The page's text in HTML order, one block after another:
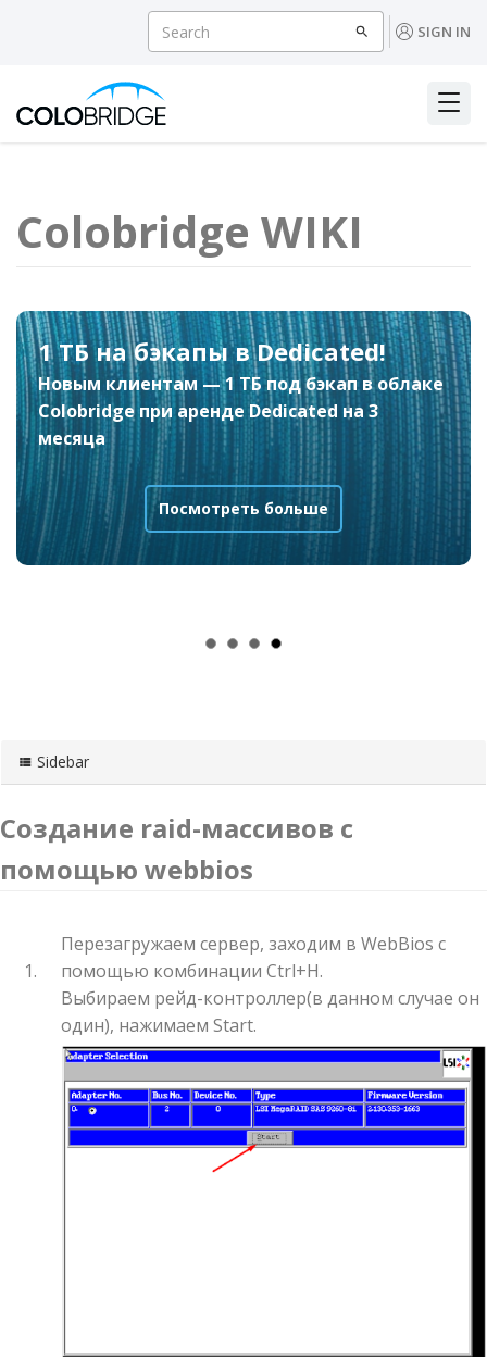
SIGN IN
Colobridge WIKI
1 ТБ на бэкапы в Dedicated!
Новым клиентам — 1 ТБ под бэкап в облаке
Colobridge при аренде Dedicated на 3
месяца
Посмотреть больше
Sidebar
Cоздание raid-массивов с
помощью webbios
Перезагружаем сервер, заходим в WebBios с
помощью комбинации Ctrl+H.
Выбираем рейд-контроллер(в данном случае он
один), нажимаем Start.